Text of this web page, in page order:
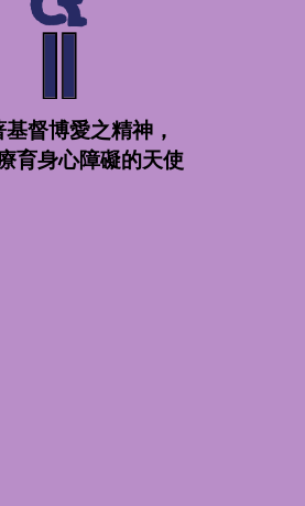
督博愛之精神，
育身心障礙的天使